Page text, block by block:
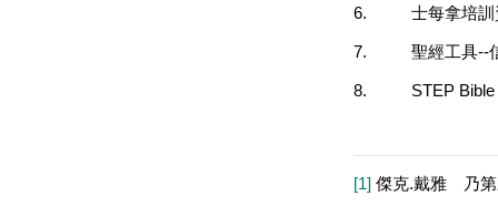
6.士每拿培
7.聖經工具--
8. STEP Bible
[1] 傑克.戴雅 乃第